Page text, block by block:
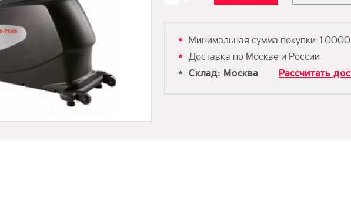
Минимальная сумма покупки
Доставка по Москве и России
Склад: Москва
Рассчитать